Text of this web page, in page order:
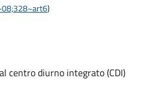
)
centro diurno integrato (CDI)